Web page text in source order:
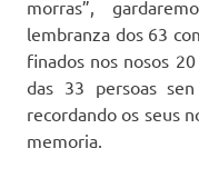
morras”,
lembranza dos 63
finados nos nosos
das 33 persoas
recordando os seus
memoria.